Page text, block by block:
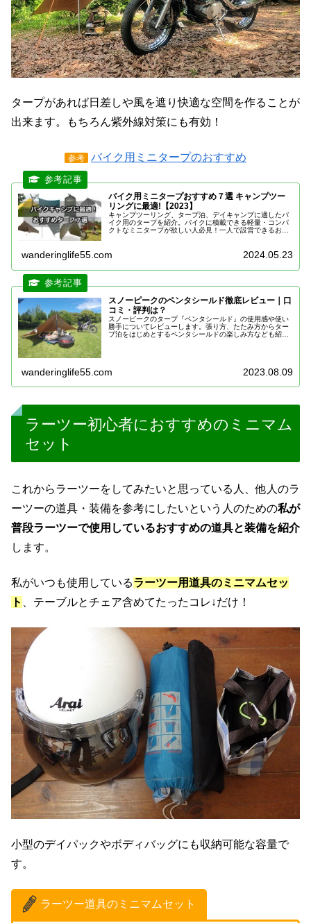
タープがあれば日差しや風を遮り快適な空間を作ることが
出来ます。もちろん紫外線対策にも有効！
参考 バイク用ミニタープのおすすめ
バイク用ミニタープおすすめ７選 キャンプツー
リングに最適!【2023】
キャンプツーリング、タープ泊、デイキャンプに適したバ
イク用のタープを紹介。バイクに積載できる軽量・コンパ
クトなミニタープが欲しい人必見！一人で設営できるおす
wanderinglife55.com 2024.05.23
スノーピークのペンタシールド徹底レビュー｜口
コミ・評判は？
スノーピークのタープ『ペンタシールド』の使用感や使い
勝手についてレビューします。張り方、たたみ方からター
プ泊をはじめとするペンタシールドの楽しみ方なども紹
wanderinglife55.com 2023.08.09
ラーツー初心者におすすめのミニマム
セット
これからラーツーをしてみたいと思っている人、他人のラ
ーツーの道具・装備を参考にしたいという人のための私が
普段ラーツーで使用しているおすすめの道具と装備を紹介
します。
私がいつも使用しているラーツー用道具のミニマムセッ
ト
、テーブルとチェア含めてたったコレ↓だけ！
小型のデイパックやボディバッグにも収納可能な容量で
す。
ラーツー道具のミニマムセット